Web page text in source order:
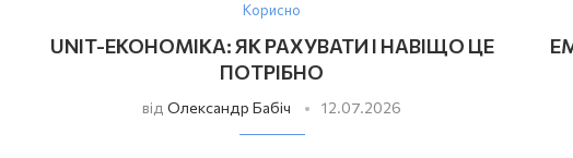
Корисно
UNIT-ЕКОНОМІКА: ЯК РАХУВАТИ І НАВІЩО ЦЕ
ПОТРІБНО
відОлександр Бабіч 12.07.2026